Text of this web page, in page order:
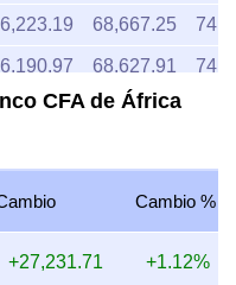
68,667.25
68,627.91
68,391.41
56,299.88 68,760.92
68,745.81
56,550.94 69,067.55
CFA de África
Cambio %
+27,231.71 +1.12%